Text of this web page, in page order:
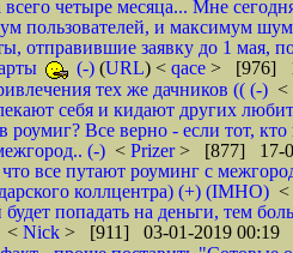
четыре месяца... Мне
пользователей, и максимум
отправившие заявку до 1 мая,
(-) (URL) < qace > [976]
тех же дачников (( (-) <
себя и кидают других
роумиг? Все верно - если тот,
(-) < Prizer> [877] 17-
что все путают роуминг с
коллцентра) (+) (IMHO) <
попадать на деньги, тем
< Nick > [911] 03-01-2019 00:19